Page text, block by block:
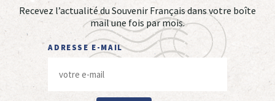
Recevez l’actualité du Souvenir Français dans votre boîte
mail une fois par mois.
ADRESSE E-MAIL